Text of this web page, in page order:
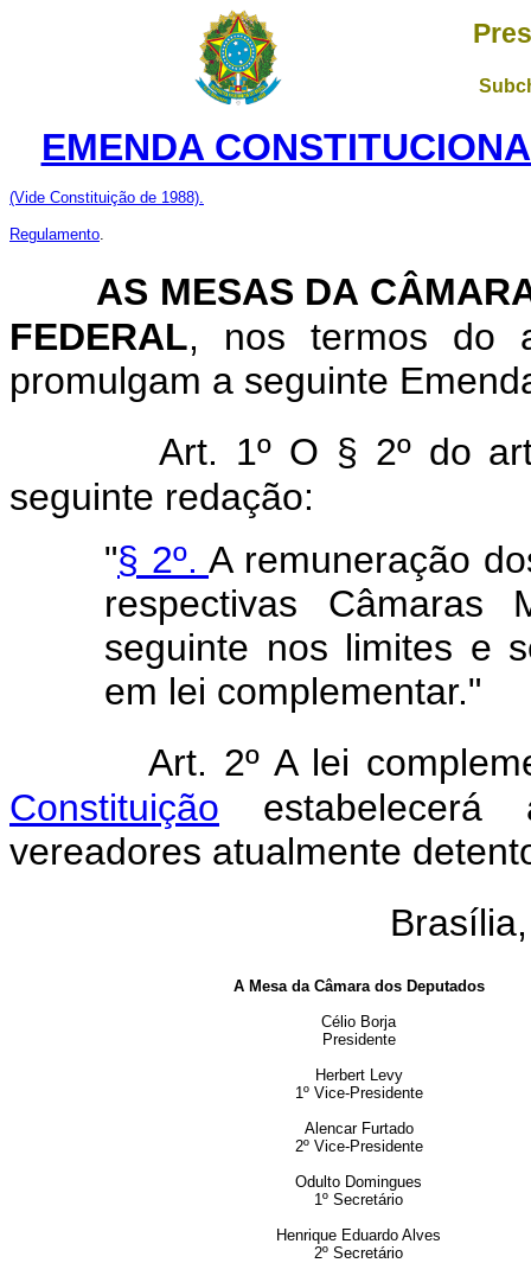
EMENDA
(Vide Constituição de 1988).
Regulamento.
AS MESAS DA
FEDERAL, nos termos do
promulgam a seguinte
Art. 1º O § 2º do
seguinte redação:
"§ 2º. A remuneração
respectivas Câmaras
seguinte nos limites e
em lei complementar."
Art. 2º A lei
Constituição
vereadores atualmente
A Mesa da Câmara dos Deputados
Célio Borja
Presidente
Herbert Levy
1º Vice-Presidente
Alencar Furtado
2º Vice-Presidente
Odulto Domingues
1º Secretário
Henrique Eduardo Alves
2º Secretário